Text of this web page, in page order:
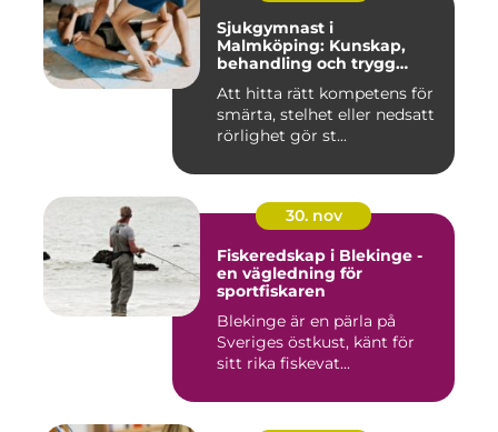
Sjukgymnast i
Malmköping: Kunskap,
behandling och trygg
Att hitta rätt kompetens för
smärta, stelhet eller nedsatt
rörlighet gör st...
30. nov
Fiskeredskap i Blekinge -
en vägledning för
sportfiskaren
Blekinge är en pärla på
Sveriges östkust, känt för
sitt rika fiskevat...